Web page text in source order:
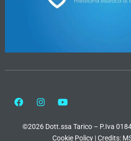
©2026 Dott.ssa Tarico – P.Iva
Cookie Policy |Credits: